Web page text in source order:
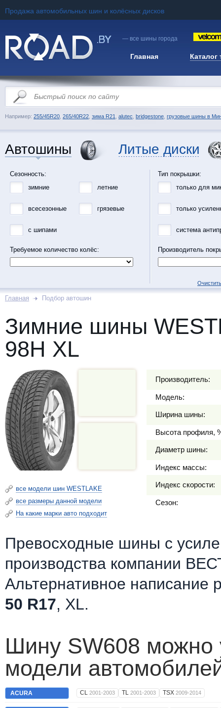
Продажа автомобильных шин и колёсных дисков
— все шины города
Главная Каталог
Например: 255/45R20 265/40R22 зима R21 alutec bridgestone грузовые шины в
Автошины Литые диски
Сезонность:
зимние
летние
всесезонные грязевые
с шипами
Требуемое количество колёс:
Тип покрышки:
только для
только
система
Производитель
Главная Подбор автошин
Зимние шины
98H XL
все модели шин WESTLAKE
все размеры данной модели
На какие марки авто подходит
Производитель:
Модель:
Ширина шины:
Высота профиля,
Диаметр шины:
Индекс массы:
Индекс скорости:
Сезон:
Превосходные шины c
производства компании
Альтернативное написание
50 R17, XL.
Шину SW608 можно
модели
ACURA CL 2001-2003 TL 2001-2003 TSX 2009-2014